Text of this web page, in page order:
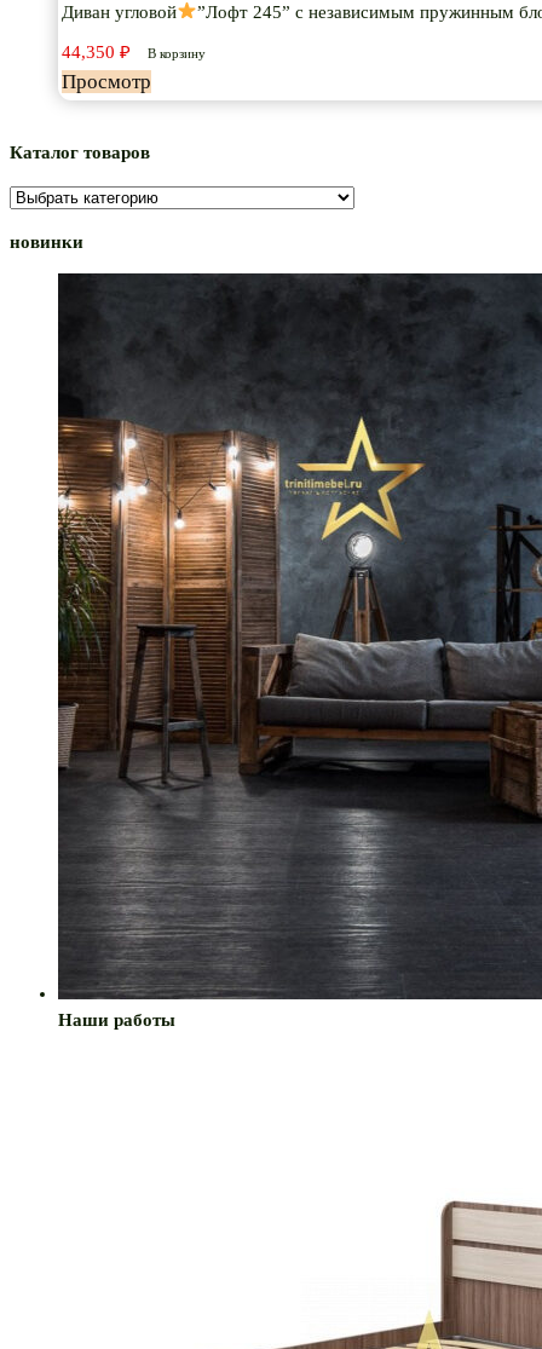
Диван угловой ”Лофт 245” с независимым пружинным
44,350 ₽ В корзину
Просмотр
Каталог товаров
новинки
Наши работы